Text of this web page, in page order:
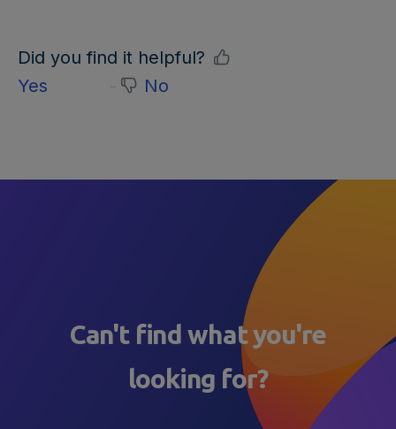
Did you find it helpful?
Yes
No
Can't find what you're
looking for?